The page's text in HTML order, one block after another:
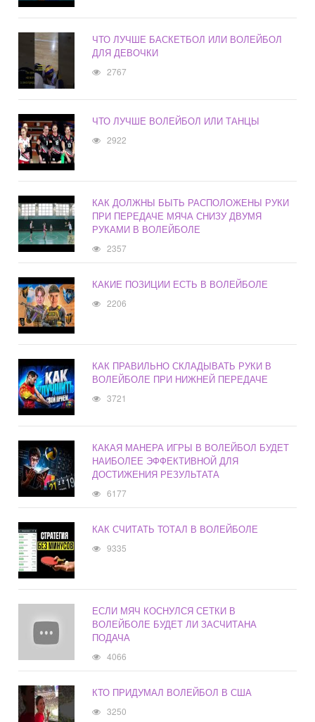
ЧТО ЛУЧШЕ БАСКЕТБОЛ ИЛИ ВОЛЕЙБОЛ
ДЛЯ ДЕВОЧКИ
2767
ЧТО ЛУЧШЕ ВОЛЕЙБОЛ ИЛИ ТАНЦЫ
2922
КАК ДОЛЖНЫ БЫТЬ РАСПОЛОЖЕНЫ РУКИ
ПРИ ПЕРЕДАЧЕ МЯЧА СНИЗУ ДВУМЯ
РУКАМИ В ВОЛЕЙБОЛЕ
2357
КАКИЕ ПОЗИЦИИ ЕСТЬ В ВОЛЕЙБОЛЕ
2206
КАК ПРАВИЛЬНО СКЛАДЫВАТЬ РУКИ В
ВОЛЕЙБОЛЕ ПРИ НИЖНЕЙ ПЕРЕДАЧЕ
3721
КАКАЯ МАНЕРА ИГРЫ В ВОЛЕЙБОЛ БУДЕТ
НАИБОЛЕЕ ЭФФЕКТИВНОЙ ДЛЯ
ДОСТИЖЕНИЯ РЕЗУЛЬТАТА
6177
КАК СЧИТАТЬ ТОТАЛ В ВОЛЕЙБОЛЕ
9335
ЕСЛИ МЯЧ КОСНУЛСЯ СЕТКИ В
ВОЛЕЙБОЛЕ БУДЕТ ЛИ ЗАСЧИТАНА
ПОДАЧА
4066
КТО ПРИДУМАЛ ВОЛЕЙБОЛ В США
3250